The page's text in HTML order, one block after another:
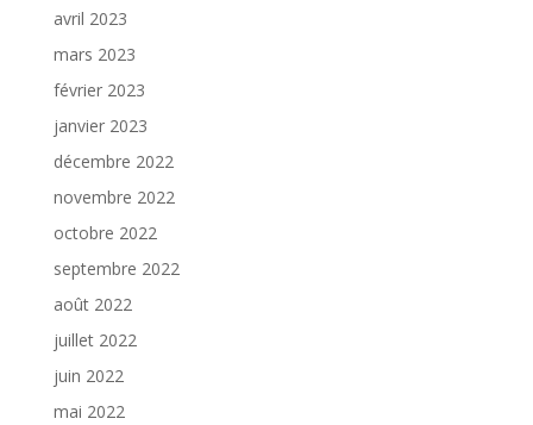
avril 2023
mars 2023
février 2023
janvier 2023
décembre 2022
novembre 2022
octobre 2022
septembre 2022
août 2022
juillet 2022
juin 2022
mai 2022